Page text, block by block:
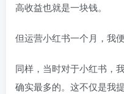
高收益也就是一块钱。
但运营小红书一个月，我
同样，当时对于小红书，
确实最多的。这不仅是我